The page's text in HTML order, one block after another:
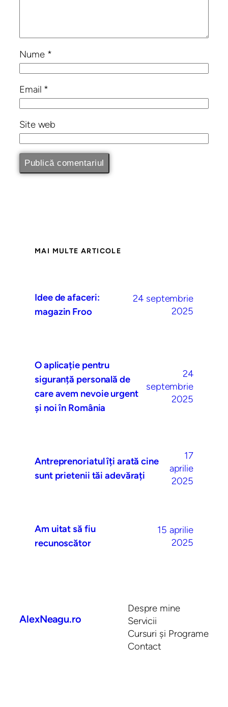
Nume *
Email *
Site web
MAI MULTE ARTICOLE
Idee de afaceri:
magazin Froo
24 septembrie
2025
O aplicație pentru
siguranță personală de
care avem nevoie urgent
și noi în România
24
septembrie
2025
Antreprenoriatul îți arată cine
sunt prietenii tăi adevărați
17
aprilie
2025
Am uitat să fiu
recunoscător
15 aprilie
2025
AlexNeagu.ro
Despre mine
Servicii
Cursuri și Programe
Contact